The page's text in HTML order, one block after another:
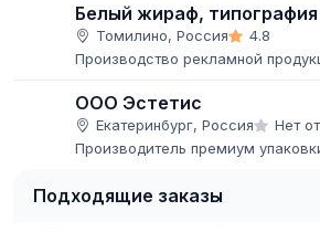
Белый жираф, типография
Томилино, Россия
4.8
Производство рекламной
ООО Эстетис
Екатеринбург, Россия
Нет
Производитель премиум
Подходящие заказы